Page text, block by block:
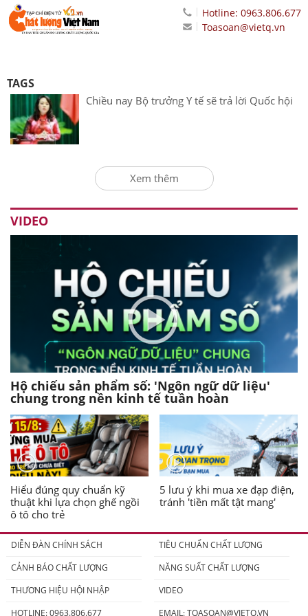
Hotline: 0963.806.677
Toasoan@vietq.vn
TAGS
Chiều nay Bộ trưởng Y tế sẽ trả lời Quốc hội
Xem thêm
VIDEO
Hộ chiếu sản phẩm số: 'Ngôn ngữ dữ liệu'
chung trong nền kinh tế tuần hoàn
Hiểu đúng quy chuẩn kỹ
thuật khi lựa chọn ghế ngồi
ô tô cho trẻ
5 lưu ý khi mua xe đạp điện,
tránh 'tiền mất tật mang'
DIỄN ĐÀN CHÍNH SÁCH
TIÊU CHUẨN CHẤT LƯỢNG
CẢNH BÁO CHẤT LƯỢNG
NĂNG SUẤT CHẤT LƯỢNG
THƯƠNG HIỆU HỘI NHẬP
VIDEO
HOTLINE: 0963.806.677
EMAIL:TOASOAN@VIETQ.VN